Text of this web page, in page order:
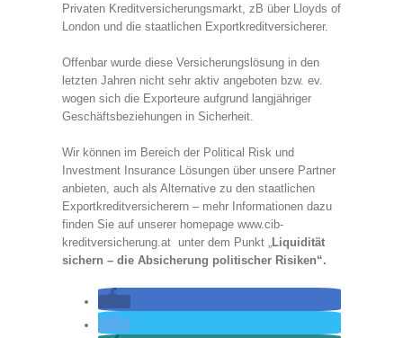
Privaten Kreditversicherungsmarkt, zB über Lloyds of
London und die staatlichen Exportkreditversicherer.
Offenbar wurde diese Versicherungslösung in den
letzten Jahren nicht sehr aktiv angeboten bzw. ev.
wogen sich die Exporteure aufgrund langjähriger
Geschäftsbeziehungen in Sicherheit.
Wir können im Bereich der Political Risk und
Investment Insurance Lösungen über unsere Partner
anbieten, auch als Alternative zu den staatlichen
Exportkreditversicherern – mehr Informationen dazu
finden Sie auf unserer homepage www.cib-
kreditversicherung.at unter dem Punkt „
Liquidität
sichern – die Absicherung politischer Risiken“.